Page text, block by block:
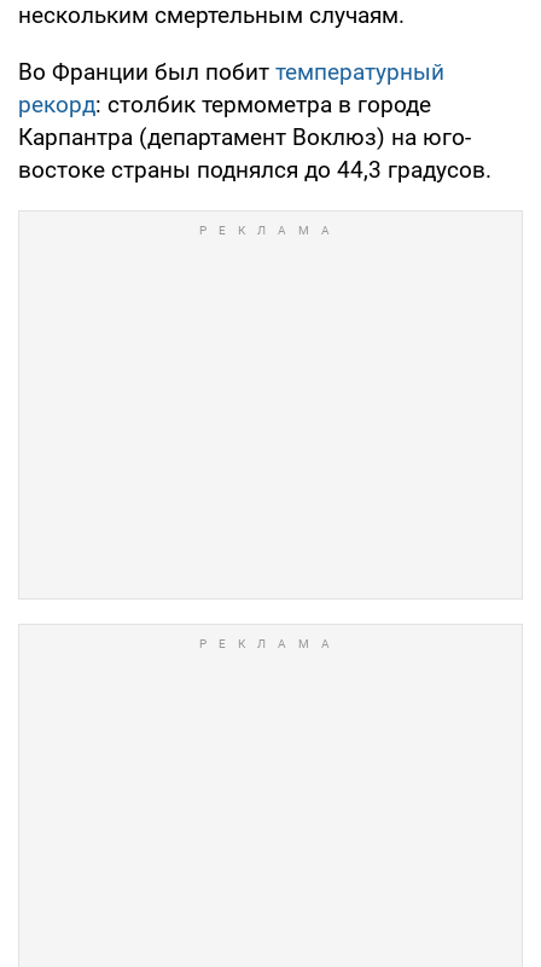
нескольким смертельным случаям.
Во Франции был побит температурный
рекорд: столбик термометра в городе
Карпантра (департамент Воклюз) на юго-
востоке страны поднялся до 44,3 градусов.